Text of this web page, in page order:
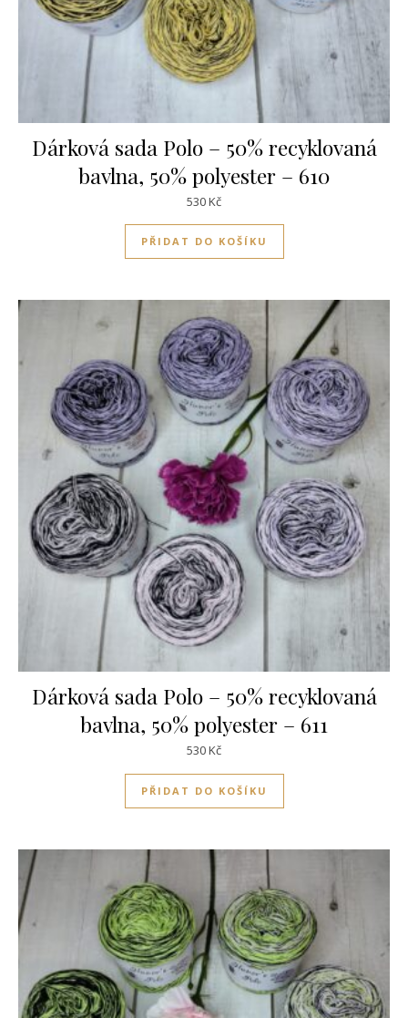
Dárková sada Polo – 50% recyklovaná
bavlna, 50% polyester – 610
530Kč
PŘIDAT DO KOŠÍKU
Dárková sada Polo – 50% recyklovaná
bavlna, 50% polyester – 611
530Kč
PŘIDAT DO KOŠÍKU